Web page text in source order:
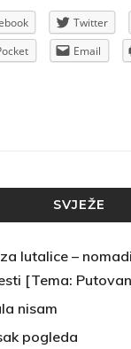
Twitter
Email
SVJEŽE
lutalice –
[Tema:
nisam
pogleda